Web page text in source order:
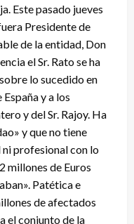
Este pasado jueves
Presidente de
de la entidad, Don
el Sr. Rato se ha
lo sucedido en
y a los
y del Sr. Rajoy. Ha
y que no tiene
profesional con lo
millones de Euros
Patética e
de afectados
el conjunto de la